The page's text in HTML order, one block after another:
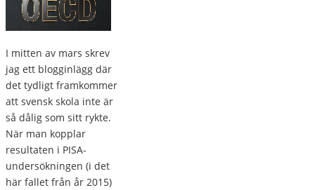
I mitten av mars skrev
jag ett blogginlägg där
det tydligt framkommer
att svensk skola inte är
så dålig som sitt rykte.
När man kopplar
resultaten i PISA-
undersökningen (i det
här fallet från år 2015)